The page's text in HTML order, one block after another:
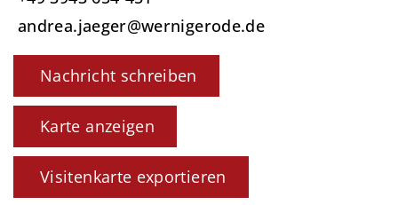
andrea.jaeger@wernigerode.de
Nachricht schreiben
Karte anzeigen
Visitenkarte exportieren